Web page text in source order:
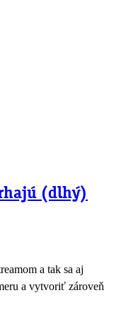
(dlhý)
a tak sa aj
a vytvoriť zároveň